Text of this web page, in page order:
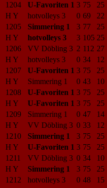
1204
U-Favoriten 1 3 75 25
H Y
hotvolleys 3 0 69 22
1205
Simmering 1 3 77 25
H Y
hotvolleys 3 3 105 25
1206
VV Döbling 3 2 112 27
H Y
hotvolleys 3 0 34 12
1207
U-Favoriten 1 3 75 25
H Y
Simmering 1 0 43 10
1208
U-Favoriten 1 3 75 25
H Y
U-Favoriten 1 3 75 25
1209
Simmering 1 0 47 14
H Y
VV Döbling 3 0 33 12
1210
Simmering 1 3 75 25
H Y
U-Favoriten 1 3 75 25
1211
VV Döbling 3 0 34 10
H Y
Simmering 1 3 75 25
1212
hotvolleys 3 0 48 15